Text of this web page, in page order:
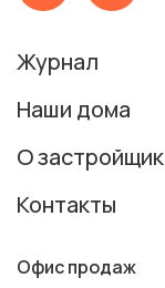
Журнал
Наши дома
О
Контакты
Офис продаж